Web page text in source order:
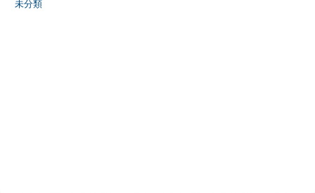
未分類